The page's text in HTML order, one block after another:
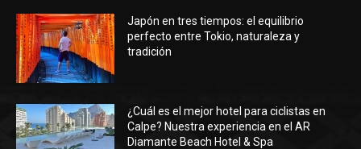
Japón en tres tiempos: el equilibrio
perfecto entre Tokio, naturaleza y
tradición
¿Cuál es el mejor hotel para ciclistas en
Calpe? Nuestra experiencia en el AR
Diamante Beach Hotel & Spa